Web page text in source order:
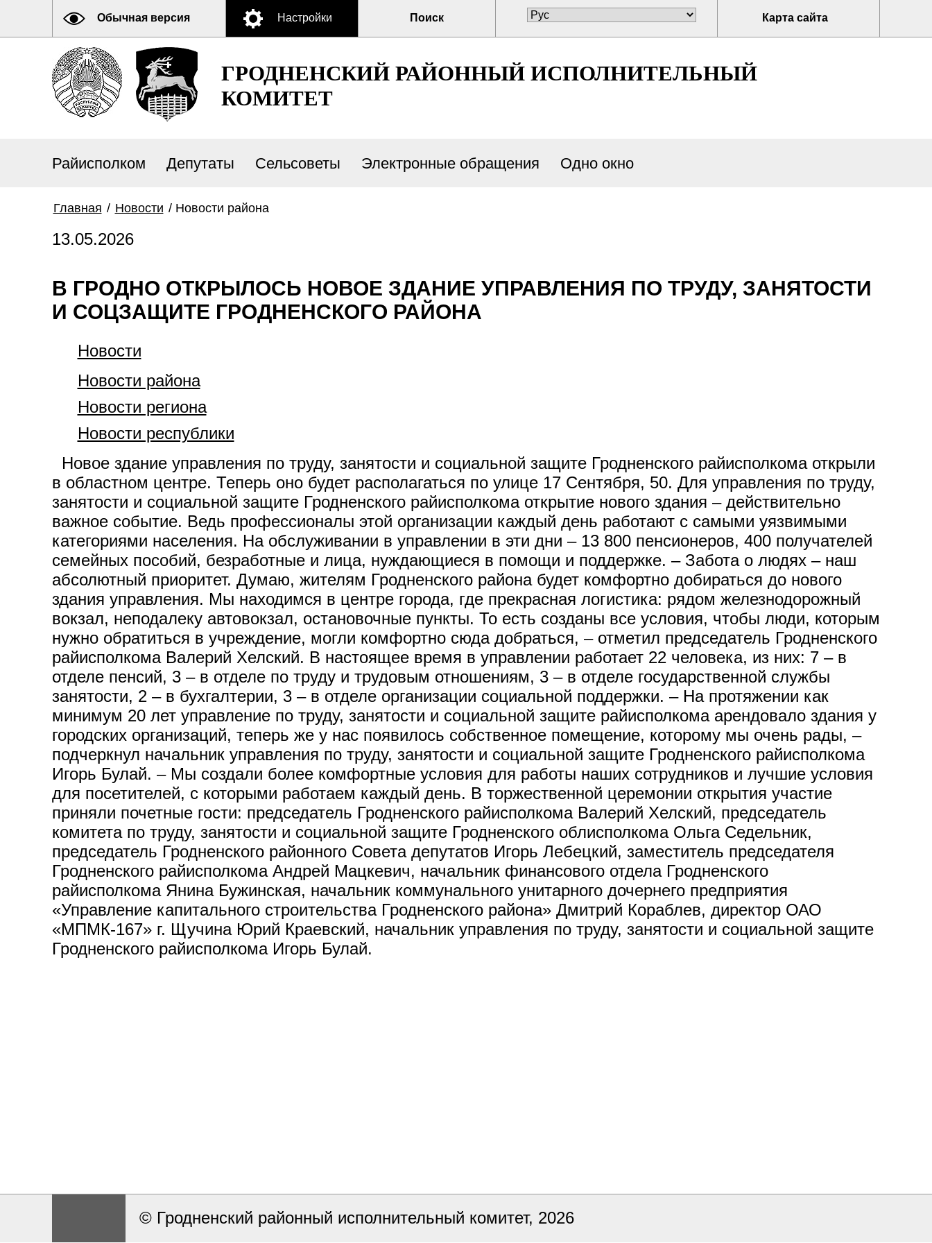
Обычная версия Настройки Поиск Карта сайта
ГРОДНЕНСКИЙ РАЙОННЫЙ ИСПОЛНИТЕЛЬНЫЙ
КОМИТЕТ
Райисполком Депутаты Сельсоветы Электронные обращения Одно окно
Главная / Новости / Новости района
13.05.2026
В ГРОДНО ОТКРЫЛОСЬ НОВОЕ ЗДАНИЕ УПРАВЛЕНИЯ ПО ТРУДУ, ЗАНЯТОСТИ
И СОЦЗАЩИТЕ ГРОДНЕНСКОГО РАЙОНА
Новости
Новости района
Новости региона
Новости республики
Новое здание управления по труду, занятости и социальной защите Гродненского райисполкома открыли
в областном центре. Теперь оно будет располагаться по улице 17 Сентября, 50. Для управления по труду,
занятости и социальной защите Гродненского райисполкома открытие нового здания – действительно
важное событие. Ведь профессионалы этой организации каждый день работают с самыми уязвимыми
категориями населения. На обслуживании в управлении в эти дни – 13 800 пенсионеров, 400 получателей
семейных пособий, безработные и лица, нуждающиеся в помощи и поддержке. – Забота о людях – наш
абсолютный приоритет. Думаю, жителям Гродненского района будет комфортно добираться до нового
здания управления. Мы находимся в центре города, где прекрасная логистика: рядом железнодорожный
вокзал, неподалеку автовокзал, остановочные пункты. То есть созданы все условия, чтобы люди, которым
нужно обратиться в учреждение, могли комфортно сюда добраться, – отметил председатель Гродненского
райисполкома Валерий Хелский. В настоящее время в управлении работает 22 человека, из них: 7 – в
отделе пенсий, 3 – в отделе по труду и трудовым отношениям, 3 – в отделе государственной службы
занятости, 2 – в бухгалтерии, 3 – в отделе организации социальной поддержки. – На протяжении как
минимум 20 лет управление по труду, занятости и социальной защите райисполкома арендовало здания у
городских организаций, теперь же у нас появилось собственное помещение, которому мы очень рады, –
подчеркнул начальник управления по труду, занятости и социальной защите Гродненского райисполкома
Игорь Булай. – Мы создали более комфортные условия для работы наших сотрудников и лучшие условия
для посетителей, с которыми работаем каждый день. В торжественной церемонии открытия участие
приняли почетные гости: председатель Гродненского райисполкома Валерий Хелский, председатель
комитета по труду, занятости и социальной защите Гродненского облисполкома Ольга Седельник,
председатель Гродненского районного Совета депутатов Игорь Лебецкий, заместитель председателя
Гродненского райисполкома Андрей Мацкевич, начальник финансового отдела Гродненского
райисполкома Янина Бужинская, начальник коммунального унитарного дочернего предприятия
«Управление капитального строительства Гродненского района» Дмитрий Кораблев, директор ОАО
«МПМК-167» г. Щучина Юрий Краевский, начальник управления по труду, занятости и социальной защите
Гродненского райисполкома Игорь Булай.
© Гродненский районный исполнительный комитет, 2026